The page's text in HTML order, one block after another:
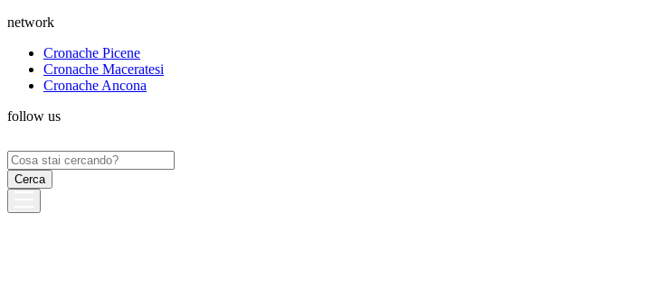
network
Cronache Picene
Cronache Maceratesi
Cronache Ancona
follow us
Ricerca
per: